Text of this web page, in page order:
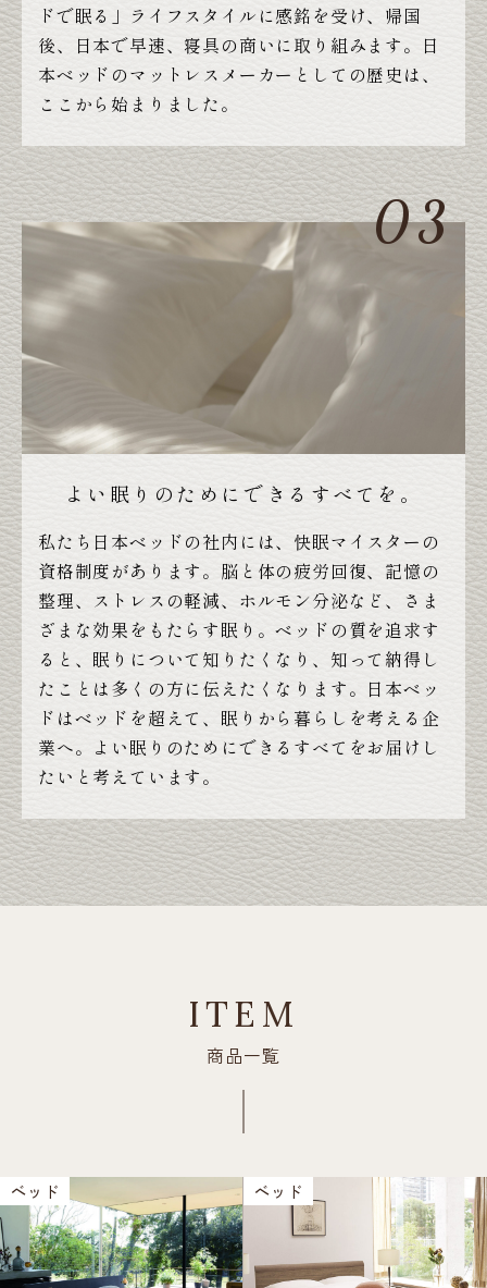
ドで眠る」ライフスタイルに感銘を受け、帰国
後、日本で早速、寝具の商いに取り組みます。日
本ベッドのマットレスメーカーとしての歴史は、
ここから始まりました。
よい眠りのためにできるすべてを。
私たち日本ベッドの社内には、快眠マイスターの
資格制度があります。脳と体の疲労回復、記憶の
整理、ストレスの軽減、ホルモン分泌など、さま
ざまな効果をもたらす眠り。ベッドの質を追求す
ると、眠りについて知りたくなり、知って納得し
たことは多くの方に伝えたくなります。日本ベッ
ドはベッドを超えて、眠りから暮らしを考える企
業へ。よい眠りのためにできるすべてをお届けし
たいと考えています。
ITEM
商品一覧
ベッド ベッド